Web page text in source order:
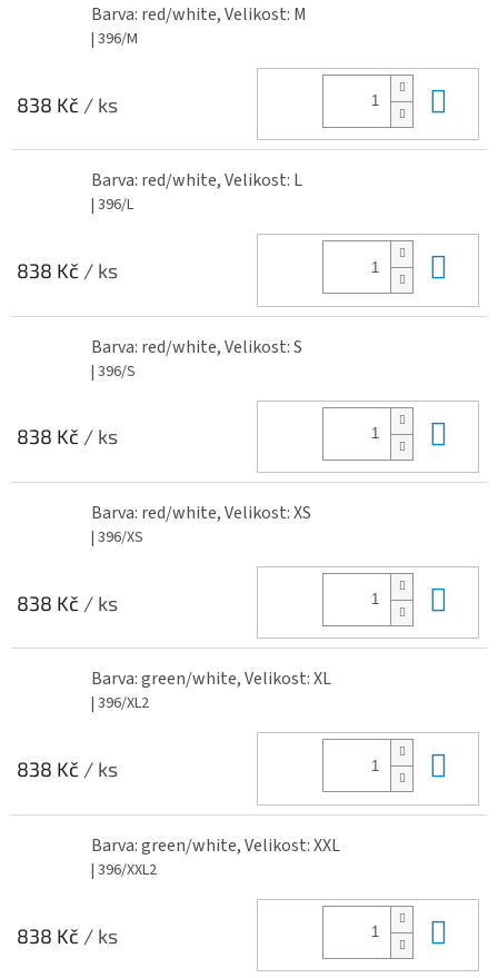
Barva: red/white, Velikost: M
| 396/M
838 Kč / ks
Barva: red/white, Velikost: L
| 396/L
838 Kč / ks
Barva: red/white, Velikost: S
| 396/S
838 Kč / ks
Barva: red/white, Velikost: XS
| 396/XS
838 Kč / ks
Barva: green/white, Velikost: XL
| 396/XL2
838 Kč / ks
Barva: green/white, Velikost: XXL
| 396/XXL2
838 Kč / ks